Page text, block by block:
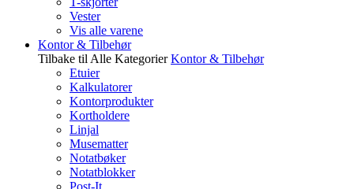
Vester
Vis alle varene
Kontor & Tilbehør
Tilbake til Alle Kategorier Kontor & Tilbehør
Etuier
Kalkulatorer
Kontorprodukter
Kortholdere
Linjal
Musematter
Notatbøker
Notatblokker
Post-It